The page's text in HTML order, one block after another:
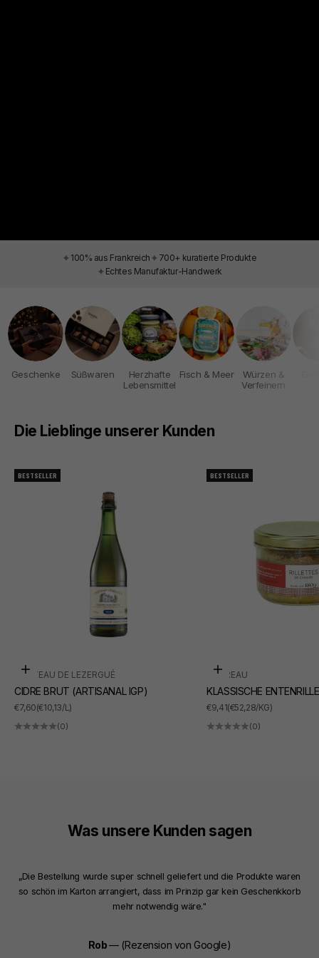
✦ 100% aus Frankreich ✦ 700+ kuratierte Produkte
✦ Echtes Manufaktur-Handwerk
Geschenke Süßwaren
Herzhafte
Lebensmittel
Fisch & Meer
Würzen &
Verfeinern
Die Lieblinge unserer Kunden
BESTSELLER
In den Warenkorb
CHÂTEAU DE LEZERGUÉ
CIDRE BRUT (ARTISANAL IGP)
ANGEBOT
€7,60(€10,13/L)
(0)
BESTSELLER
In den Warenkorb
SUDREAU
KLASSISCHE
ANGEBOT
€9,41(€52,28/KG)
(0)
Was unsere Kunden sagen
„Die Bestellung wurde super schnell geliefert und die Produkte waren
so schön im Karton arrangiert, dass im Prinzip gar kein Geschenkkorb
mehr notwendig wäre."
Rob— (Rezension von Google)